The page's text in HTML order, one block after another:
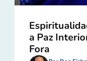
a Paz
Fora